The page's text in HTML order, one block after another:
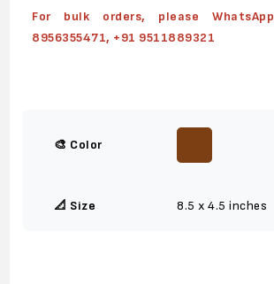
For bulk orders, please
8956355471, +91 9511889321
🎨 Color
📐 Size 8.5 x 4.5 inches